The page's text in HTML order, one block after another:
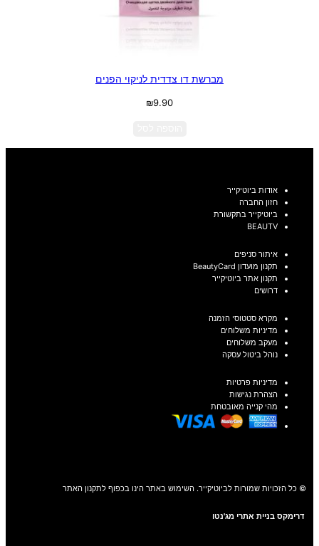
מברשת דו צדדית לניקוי הפנים
₪9.90
אודות ביוטיקייר
חזון החברה
ביוטיקייר בתקשורת
BEAUTV
איתור סניפים
תקנון מועדון BeautyCard
תקנון אתר ביוטיקייר
דרושים
מקרא סטטוסי הזמנה
מדיניות משלוחים
מעקב משלוחים
נוהל ביטול עסקה
מדיניות פרטיות
הצהרת נגישות
מהי קנייה מאובטחת
© כל הזכויות שמורות לביוטיקייר. השימוש באתר הינו בכפוף לתקנון האתר
דרימקס בניית אתרי מג'נטו